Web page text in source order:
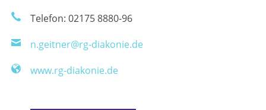
Telefon: 02175 8880-96
n.geitner@rg-diakonie.de
www.rg-diakonie.de